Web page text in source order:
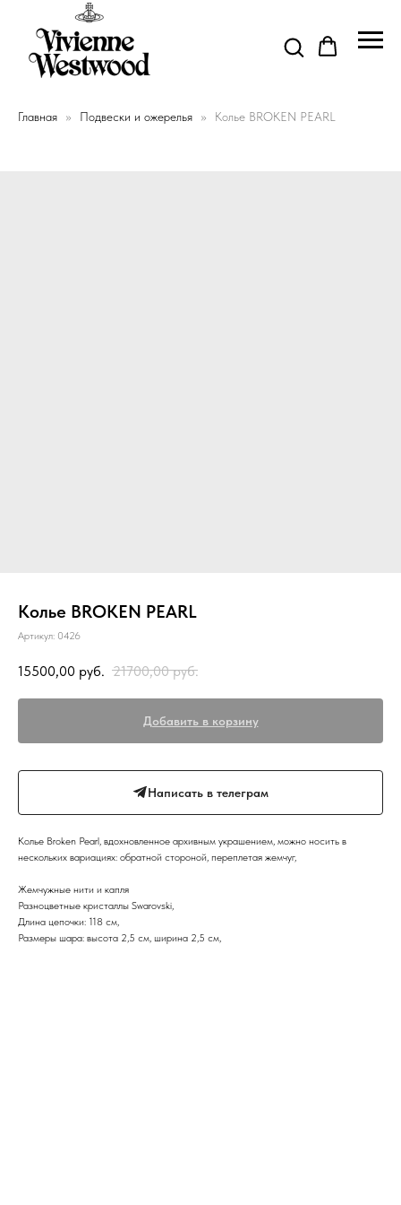
Главная Подвески и ожерелья Колье BROKEN PEARL
Колье BROKEN PEARL
Артикул: 0426
15500,00 руб. 21700,00 руб.
Добавить в корзину
Написать в телеграм
Колье Broken Pearl, вдохновленное архивным украшением, можно носить в
нескольких вариациях: обратной стороной, переплетая жемчуг,
Жемчужные нити и капля
Разноцветные кристаллы Swarovski,
Длина цепочки: 118 см,
Размеры шара: высота 2,5 см, ширина 2,5 см,